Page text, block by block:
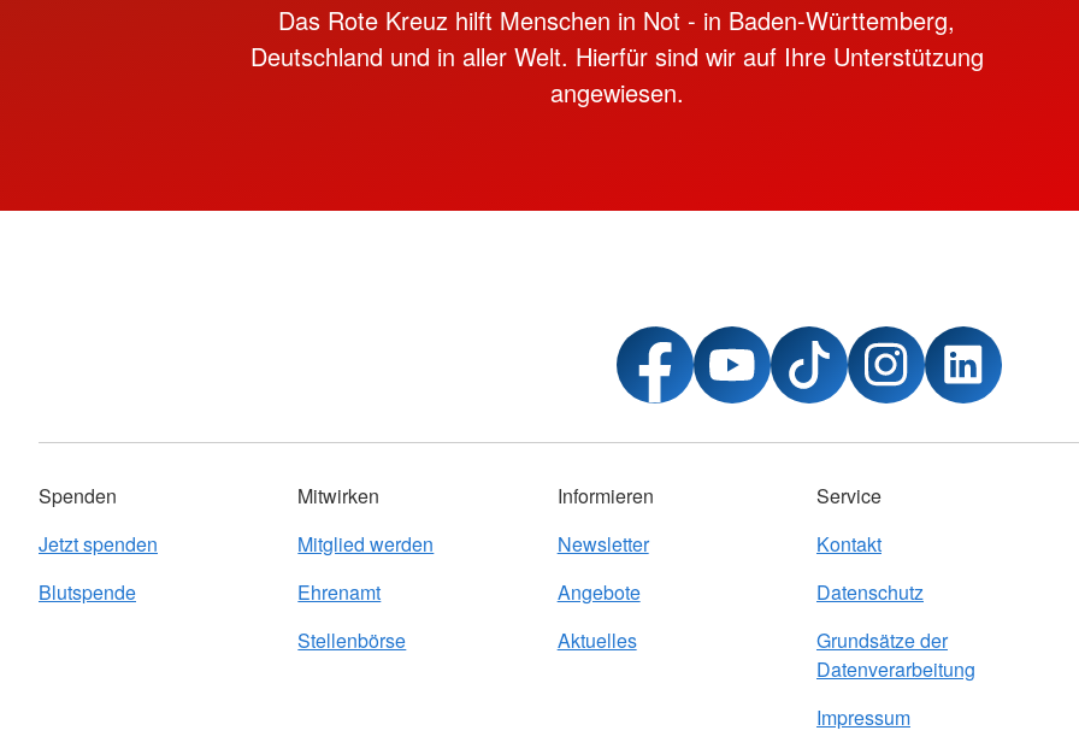
Das Rote Kreuz hilft Menschen in Not - in Baden-Württemberg,
Deutschland und in aller Welt. Hierfür sind wir auf Ihre Unterstützung
angewiesen.
Spenden
Jetzt spenden
Blutspende
Mitwirken
Mitglied werden
Ehrenamt
Stellenbörse
Informieren
Newsletter
Angebote
Aktuelles
Service
Kontakt
Datenschutz
Grundsätze der
Datenverarbeitung
Impressum